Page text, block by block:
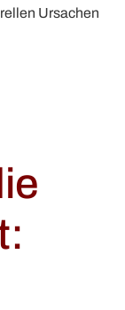
Ursachen